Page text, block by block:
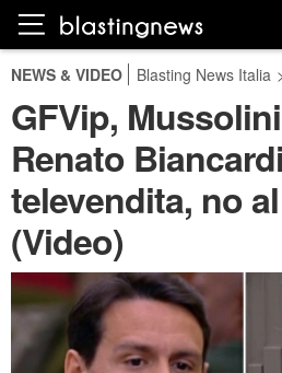
NEWS & VIDEO Blasting News Italia
GFVip,
Renato
televendita, no
(Video)